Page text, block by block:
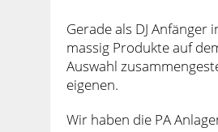
Gerade als DJ Anfänger
massig Produkte auf
Auswahl
eigenen.
Wir haben die PA